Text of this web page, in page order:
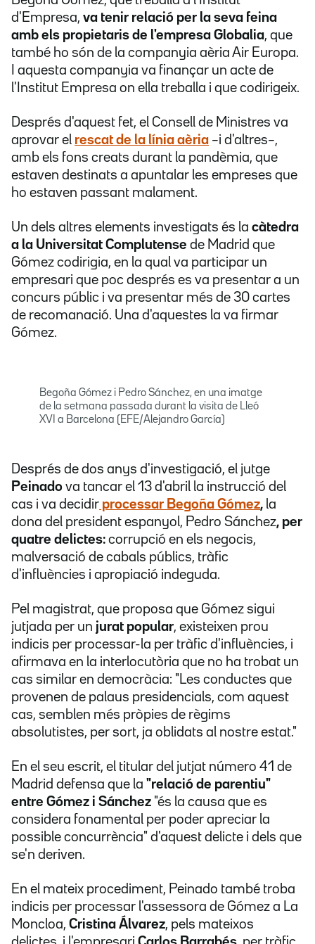
d'Empresa, va tenir relació per la seva feina
amb els propietaris de l'empresa Globalia, que
també ho són de la companyia aèria Air Europa.
I aquesta companyia va finançar un acte de
l'Institut Empresa on ella treballa i que codirigeix.
Després d'aquest fet, el Consell de Ministres va
aprovar el rescat de la línia aèria –i d'altres–,
amb els fons creats durant la pandèmia, que
estaven destinats a apuntalar les empreses que
ho estaven passant malament.
Un dels altres elements investigats és la càtedra
a la Universitat Complutense de Madrid que
Gómez codirigia, en la qual va participar un
empresari que poc després es va presentar a un
concurs públic i va presentar més de 30 cartes
de recomanació. Una d'aquestes la va firmar
Gómez.
Begoña Gómez i Pedro Sánchez, en una imatge
de la setmana passada durant la visita de Lleó
XVI a Barcelona (EFE/Alejandro García)
Després de dos anys d'investigació, el jutge
Peinado va tancar el 13 d'abril la instrucció del
cas i va decidir processar Begoña Gómez, la
dona del president espanyol, Pedro Sánchez, per
quatre delictes: corrupció en els negocis,
malversació de cabals públics, tràfic
d'influències i apropiació indeguda.
Pel magistrat, que proposa que Gómez sigui
jutjada per un jurat popular, existeixen prou
indicis per processar-la per tràfic d'influències, i
afirmava en la interlocutòria que no ha trobat un
cas similar en democràcia: "Les conductes que
provenen de palaus presidencials, com aquest
cas, semblen més pròpies de règims
absolutistes, per sort, ja oblidats al nostre estat."
En el seu escrit, el titular del jutjat número 41 de
Madrid defensa que la "relació de parentiu"
entre Gómez i Sánchez "és la causa que es
considera fonamental per poder apreciar la
possible concurrència" d'aquest delicte i dels que
se'n deriven.
En el mateix procediment, Peinado també troba
indicis per processar l'assessora de Gómez a La
Moncloa, Cristina Álvarez, pels mateixos